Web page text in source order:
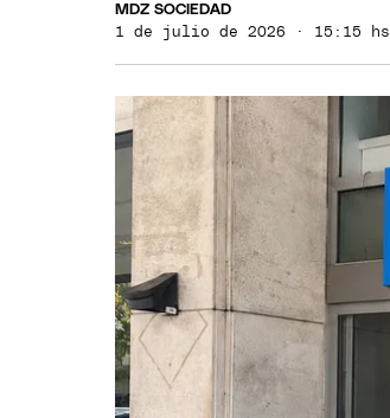
MDZ SOCIEDAD
1 de julio de 2026 · 15:15 hs